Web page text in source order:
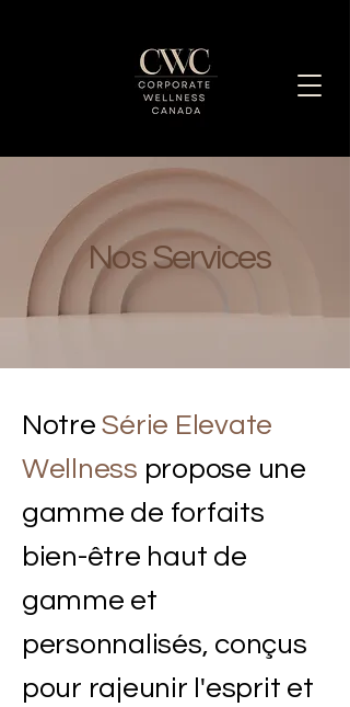
Améliorer ensemble le bien-être des
employés
Nos Services
Notre Série Elevate
Wellness propose une
gamme de forfaits
bien-être haut de
gamme et
personnalisés, conçus
pour rajeunir l'esprit et